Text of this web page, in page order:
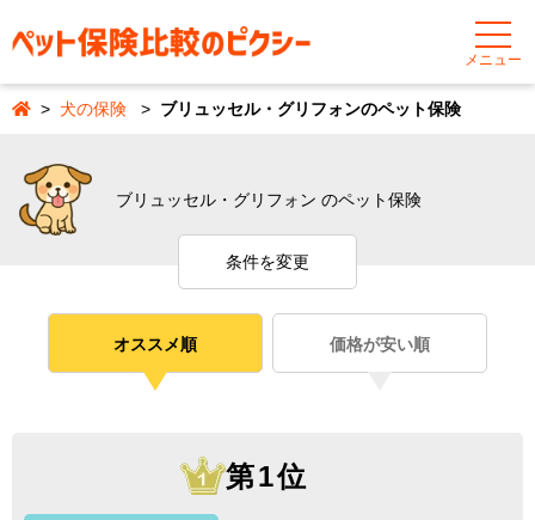
メニュー
犬の保険 ブリュッセル・グリフォンのペット保険
ブリュッセル・グリフォン のペット保険
条件を変更
オススメ順 価格が安い順
第1位